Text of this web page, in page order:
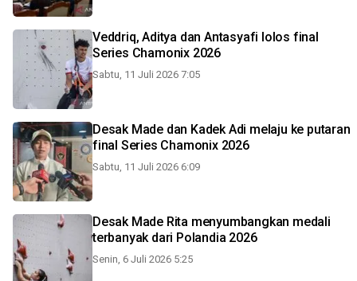
Veddriq, Aditya dan Antasyafi lolos final
Series Chamonix 2026
Sabtu, 11 Juli 2026 7:05
Desak Made dan Kadek Adi melaju ke putaran
final Series Chamonix 2026
Sabtu, 11 Juli 2026 6:09
Desak Made Rita menyumbangkan medali
terbanyak dari Polandia 2026
Senin, 6 Juli 2026 5:25